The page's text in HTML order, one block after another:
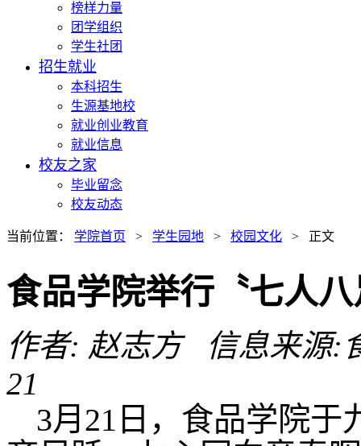
榜样力量
团学组织
学生社团
招生就业
本科招生
生源基地校
就业创业教育
就业信息
校友之家
毕业留念
校友动态
当前位置： 学院首页 > 学生园地 > 校园文化 > 正文
食品学院举行〝七人
作者: 赵志方 信息来源:
21
3月21日，食品学院于